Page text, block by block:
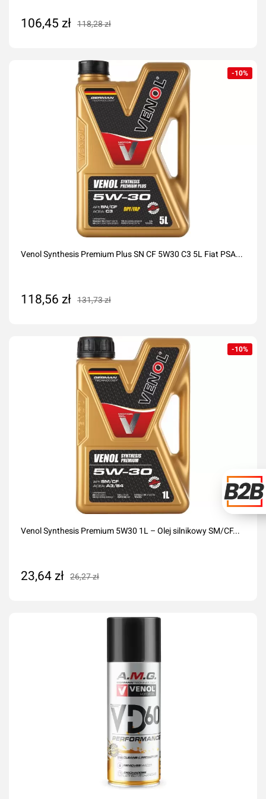
106,45 zł 118,28 zł
-10%
Venol Synthesis Premium Plus SN CF 5W30 C3 5L Fiat PSA...
118,56 zł 131,73 zł
-10%
Venol Synthesis Premium 5W30 1L – Olej silnikowy SM/CF...
23,64 zł 26,27 zł